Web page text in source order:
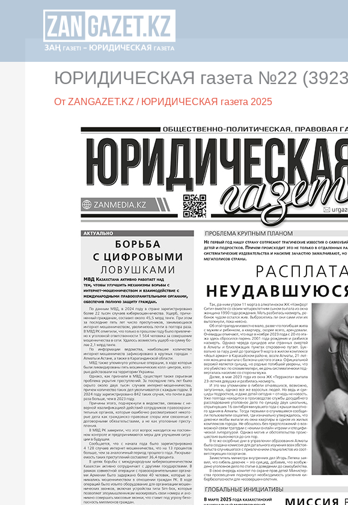
содержимому
ЮРИДИЧЕСКАЯ газета №22
От ZANGAZET.KZ / ЮРИДИЧЕСКАЯ газета 2025